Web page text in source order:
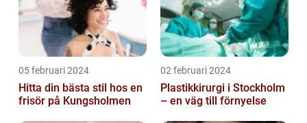
05 februari 2024
Hitta din bästa stil hos en
frisör på Kungsholmen
02 februari 2024
Plastikkirurgi i Stockholm
– en väg till förnyelse